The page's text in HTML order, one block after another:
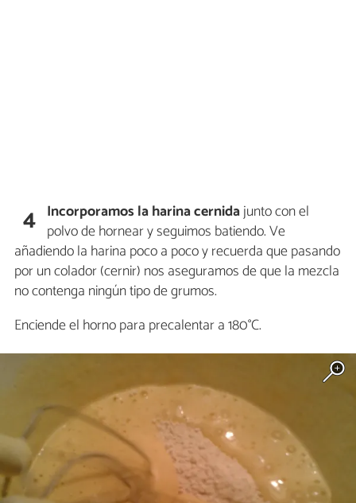
4 Incorporamos la harina cernidajunto con el
polvo de hornear y seguimos batiendo. Ve
añadiendo la harina poco a poco y recuerda que pasando
por un colador (cernir) nos aseguramos de que la mezcla
no contenga ningún tipo de grumos.
Enciende el horno para precalentar a 180°C.